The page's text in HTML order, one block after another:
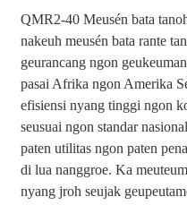
QMR2-40 Meusén bata
nakeuh meusén bata rante
geurancang ngon
pasai Afrika ngon Amerika
efisiensi nyang tinggi ngon
seusuai ngon standar
paten utilitas ngon paten
di lua nanggroe. Ka
nyang jroh seujak